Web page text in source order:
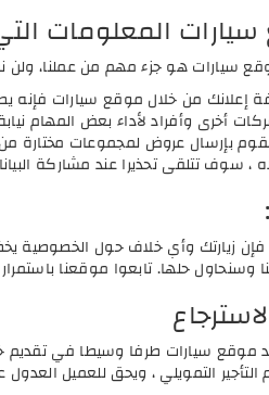
المعلومات
سيارات هو جزء مهم من عملنا،
إعلانك من خلال موقع سيارات فإنه
أخرى وأفراد لأداء بعض المهام
نقوم بإرسال عروض لمجموعات
، سوف تتلقى تحذيرا عند مشاركة
فإن زيارتك وأي خلاف حول
وسنحاول حلها. تابعوا موقعنا
موقع سيارات طرفا وسيطا في
التمويلي ، ويحق للعميل